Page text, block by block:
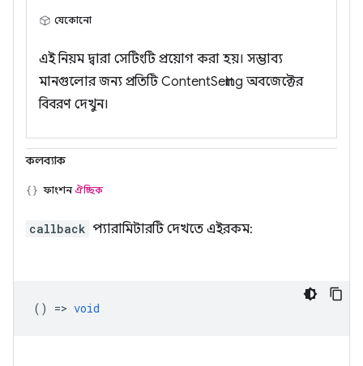
যেকোনো
এই নিয়ম দ্বারা সেটিংটি প্রয়োগ করা হয়। সম্ভাব্য
মানগুলোর জন্য প্রতিটি ContentSetting অবজেক্টের
বিবরণ দেখুন।
কলব্যাক
ফাংশনঐচ্ছিক
callback প্যারামিটারটি দেখতে এইরকম:
() => void